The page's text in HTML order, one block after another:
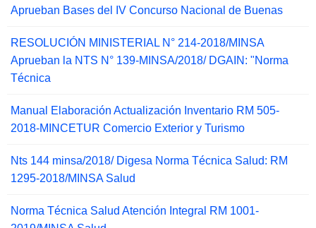
Aprueban Bases del IV Concurso Nacional de Buenas
RESOLUCIÓN MINISTERIAL N° 214-2018/MINSA
Aprueban la NTS N° 139-MINSA/2018/ DGAIN: "Norma
Técnica
Manual Elaboración Actualización Inventario RM 505-
2018-MINCETUR Comercio Exterior y Turismo
Nts 144 minsa/2018/ Digesa Norma Técnica Salud: RM
1295-2018/MINSA Salud
Norma Técnica Salud Atención Integral RM 1001-